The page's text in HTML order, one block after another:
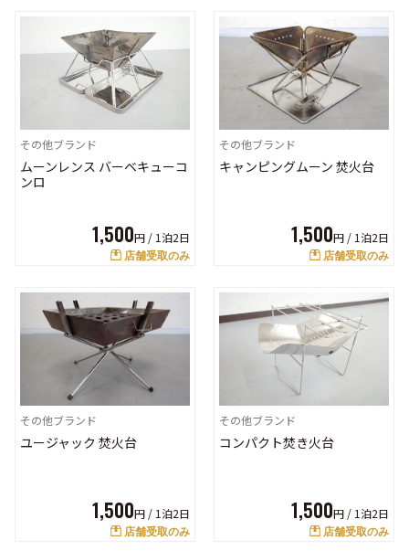
その他ブランド
ムーンレンス バーベキューコ
ンロ
1,500円 / 1泊2日
店舗受取のみ
その他ブランド
キャンピングムーン 焚火台
1,500円 / 1泊2日
店舗受取のみ
その他ブランド
ユージャック 焚火台
1,500円 / 1泊2日
店舗受取のみ
その他ブランド
コンパクト焚き火台
1,500円 / 1泊2日
店舗受取のみ